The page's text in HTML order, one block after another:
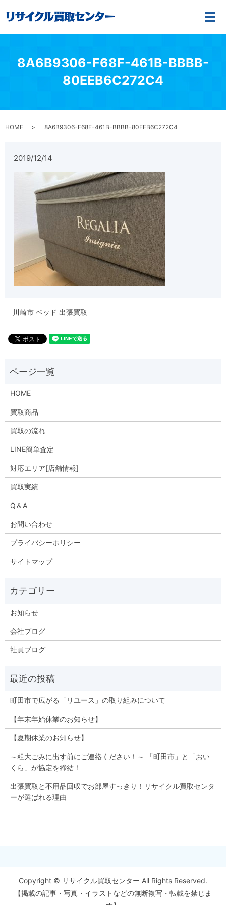
メ
8A6B9306-F68F-461B-BBBB-
80EEB6C272C4
HOME 8A6B9306-F68F-461B-BBBB-80EEB6C272C4
2019/12/14
川崎市 ベッド 出張買取
HOME
買取商品
買取の流れ
LINE簡単査定
対応エリア[店舗情報]
買取実績
Q＆A
お問い合わせ
プライバシーポリシー
サイトマップ
お知らせ
会社ブログ
社員ブログ
町田市で広がる「リユース」の取り組みについて
【年末年始休業のお知らせ】
【夏期休業のお知らせ】
～粗大ごみに出す前にご連絡ください！～ 「町田市」と「おい
くら」が協定を締結！
出張買取と不用品回収でお部屋すっきり！リサイクル買取センタ
ーが選ばれる理由
Copyright © リサイクル買取センター All Rights Reserved.
【掲載の記事・写真・イラストなどの無断複写・転載を禁じま